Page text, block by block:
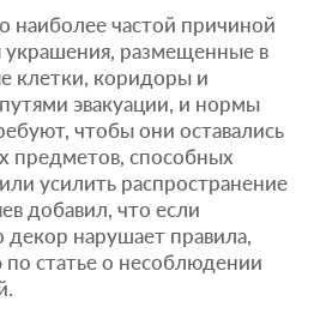
наиболее частой причиной
украшения, размещенные в
клетки, коридоры и
эвакуации, и нормы
чтобы они оставались
способных
усилить распространение
добавил, что если
декор нарушает правила,
статье о несоблюдении